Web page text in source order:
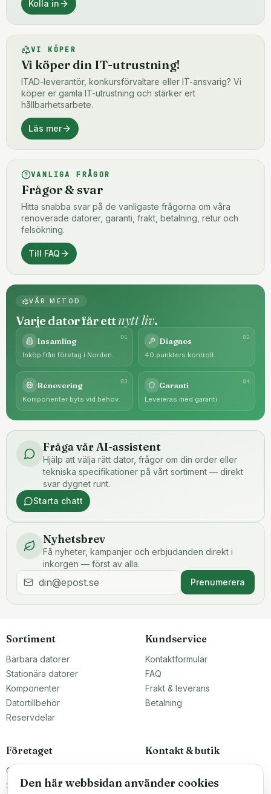
Kolla in
VI KÖPER
Vi köper din IT-utrustning!
ITAD-leverantör, konkursförvaltare eller IT-ansvarig? Vi
köper er gamla IT-utrustning och stärker ert
hållbarhetsarbete.
Läs mer
VANLIGA FRÅGOR
Frågor & svar
Hitta snabba svar på de vanligaste frågorna om våra
renoverade datorer, garanti, frakt, betalning, retur och
felsökning.
Till FAQ
VÅR METOD
Varje dator får ettnytt liv.
01
Insamling
Inköp från företag i Norden.
02
Diagnos
40 punkters kontroll.
03
Renovering
Komponenter byts vid behov.
04
Garanti
Levereras med garanti.
Fråga vår AI-assistent
Hjälp att välja rätt dator, frågor om din order eller
tekniska specifikationer på vårt sortiment — direkt
svar dygnet runt.
Starta chatt
Nyhetsbrev
Få nyheter, kampanjer och erbjudanden direkt i
inkorgen — först av alla.
Prenumerera
Sortiment
Bärbara datorer
Stationära datorer
Komponenter
Datortillbehör
Reservdelar
Kundservice
Kontaktformulär
FAQ
Frakt & leverans
Betalning
Företaget
Om oss
Större inköp?
Kontakt & butik
Malmö, Sverige
Den här webbsidan använder cookies